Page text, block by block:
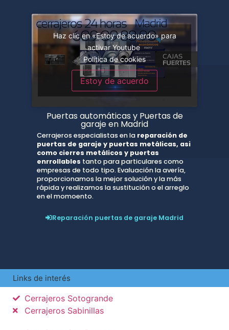
Haz clic en «Estoy de acuerdo» para
activar Youtube
Política de cookies
Estoy de acuerdo
Puertas automáticas y Puertas de
garaje en Madrid
Cerrajeros especialistas en la reparación de
puertas de garaje y puertas metálicas, asi
como cierres metálicos y puertas
enrrollables tanto para particulares como
empresas de todo tipo. Evaluación la avería,
proporcionamos la mejor solución y la más
rápida y realizamos la sustitución o el arreglo
en el momoento.
Reparación puertas de garaje Madrid
Links de interés
Cerrajeros Sotogrande
Cerrajeros Sabinillas